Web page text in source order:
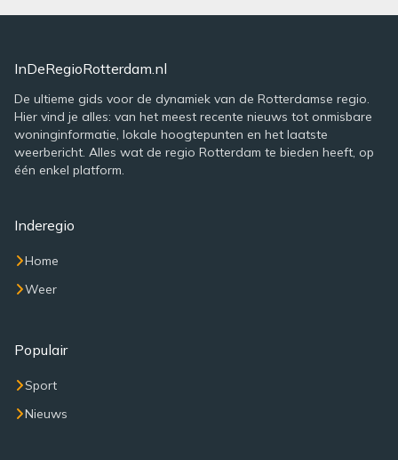
InDeRegioRotterdam.nl
De ultieme gids voor de dynamiek van de Rotterdamse regio.
Hier vind je alles: van het meest recente nieuws tot onmisbare
woninginformatie, lokale hoogtepunten en het laatste
weerbericht. Alles wat de regio Rotterdam te bieden heeft, op
één enkel platform.
Inderegio
Home
Weer
Populair
Sport
Nieuws